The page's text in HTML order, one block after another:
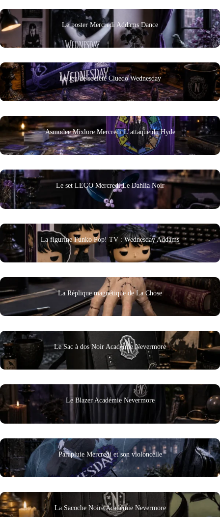
Le poster Mercredi Addams Dance
Le Jeu de société Cluedo Wednesday
Asmodee Mixlore Mercredi L’attaque du Hyde
Le set LEGO Mercredi Le Dahlia Noir
La figurine Funko Pop! TV : Wednesday Addams
La Réplique magnétique de La Chose
Le Sac à dos Noir Académie Nevermore
Le Blazer Académie Nevermore
Parapluie Mercredi et son violoncelle
La Sacoche Noire Académie Nevermore